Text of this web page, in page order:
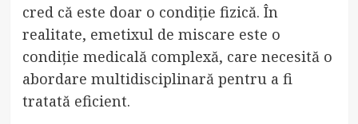
cred că este doar o condiție fizică. În
realitate, emetixul de miscare este o
condiție medicală complexă, care necesită o
abordare multidisciplinară pentru a fi
tratată eficient.